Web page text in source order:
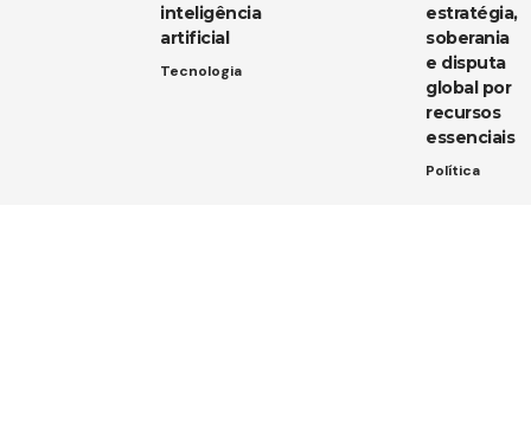
inteligência
artificial
Tecnologia
estratégia,
soberania
e disputa
global por
recursos
essenciais
Política